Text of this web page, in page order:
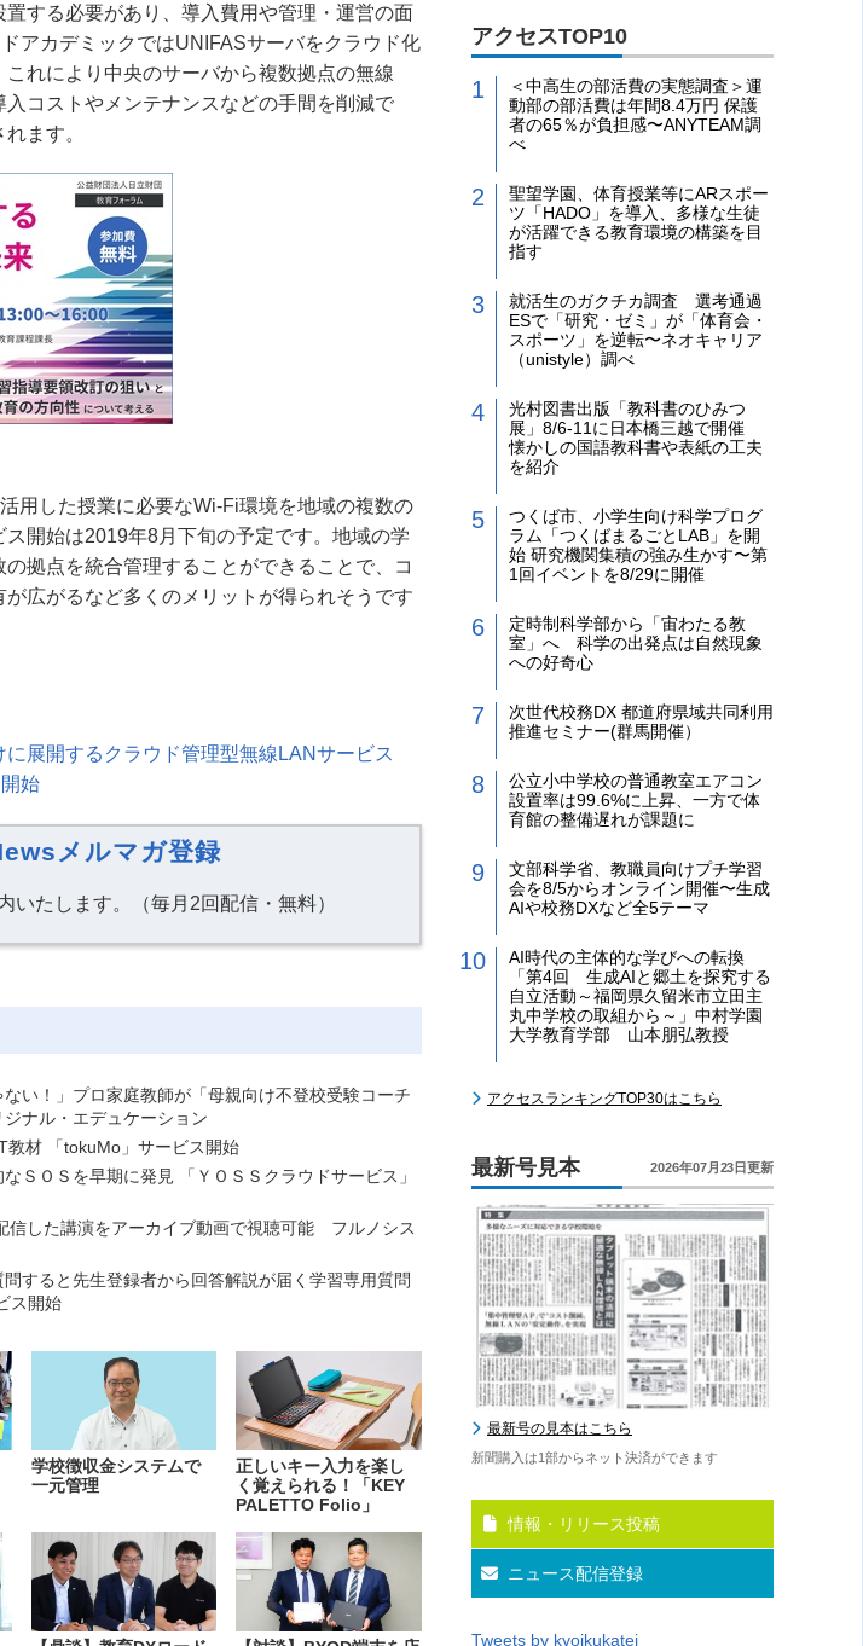
する必要があり、導入費用や管理・運営の面
アカデミックではUNIFASサーバをクラウド化
れにより中央のサーバから複数拠点の無線
コストやメンテナンスなどの手間を削減で
ます。
用した授業に必要なWi-Fi環境を地域の複数の
ス開始は2019年8月下旬の予定です。地域の学
拠点を統合管理することができることで、コ
広がるなど多くのメリットが得られそうです
展開するクラウド管理型無線 LANサービス
始
メルマガ登録
いたします。（毎月2回配信・無料）
ない！」プロ家庭教師が「母親向け不登校受験コーチ
ナル・エデュケーション
教材 「tokuMo」サービス開始
ＳＯＳを早期に発見 「ＹＯＳＳクラウドサービス」
信した講演をアーカイブ動画で視聴可能 フルノシス
すると先生登録者から回答解説が届く学習専用質問
ス開始
学校徴収金システムで
一元管理
正しいキー入力を楽し
く覚えられる！「KEY
PALETTO Folio」
アクセスTOP10
＜中高生の部活費の実態調査＞運
動部の部活費は年間8.4万円 保護
者の65％が負担感〜ANYTEAM調
べ
聖望学園、体育授業等にARスポー
ツ「HADO」を導入、多様な生徒
が活躍できる教育環境の構築を目
指す
就活生のガクチカ調査 選考通過
ESで「研究・ゼミ」が「体育会・
スポーツ」を逆転〜ネオキャリア
（unistyle）調べ
光村図書出版「教科書のひみつ
展」8/6-11に日本橋三越で開催
懐かしの国語教科書や表紙の工夫
を紹介
つくば市、小学生向け科学プログ
ラム「つくばまるごとLAB」を開
始 研究機関集積の強み生かす〜第
1回イベントを8/29に開催
定時制科学部から「宙わたる教
室」へ 科学の出発点は自然現象
への好奇心
次世代校務DX 都道府県域共同利用
推進セミナー(群馬開催）
公立小中学校の普通教室エアコン
設置率は99.6%に上昇、一方で体
育館の整備遅れが課題に
文部科学省、教職員向けプチ学習
会を8/5からオンライン開催〜生成
AIや校務DXなど全5テーマ
AI時代の主体的な学びへの転換
「第4回 生成AIと郷土を探究する
自立活動～福岡県久留米市立田主
丸中学校の取組から～」中村学園
大学教育学部 山本朋弘教授
アクセスランキングTOP30はこちら
最新号見本 2026年07月23日更新
最新号の見本はこちら
新聞購入は1部からネット決済ができます
情報・リリース投稿
ニュース配信登録
Tweets by kyoikukatei